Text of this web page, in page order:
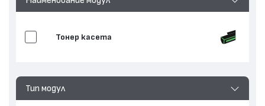
Тонер касета
Тип модул